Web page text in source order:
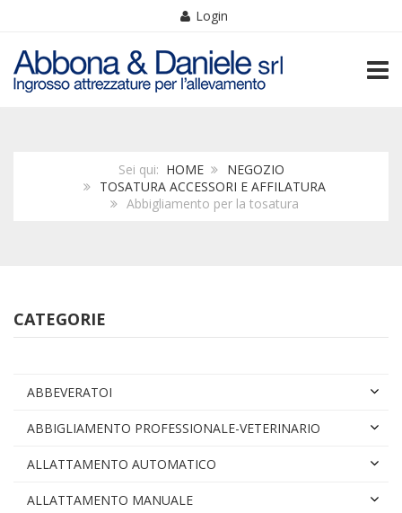
Login
Sei qui: HOME
NEGOZIO
TOSATURA ACCESSORI E AFFILATURA
Abbigliamento per la tosatura
CATEGORIE
ABBEVERATOI
ABBIGLIAMENTO PROFESSIONALE-VETERINARIO
ALLATTAMENTO AUTOMATICO
ALLATTAMENTO MANUALE